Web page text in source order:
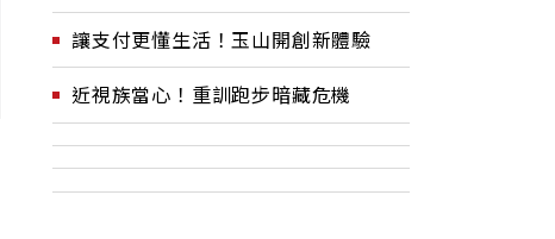
讓支付更懂生活！玉山開創新體驗
近視族當心！重訓跑步暗藏危機